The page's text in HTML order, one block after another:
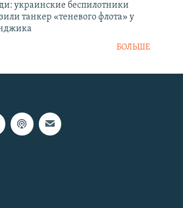
украинские беспилотники
танкер «теневого флота» у
БОЛЬШЕ